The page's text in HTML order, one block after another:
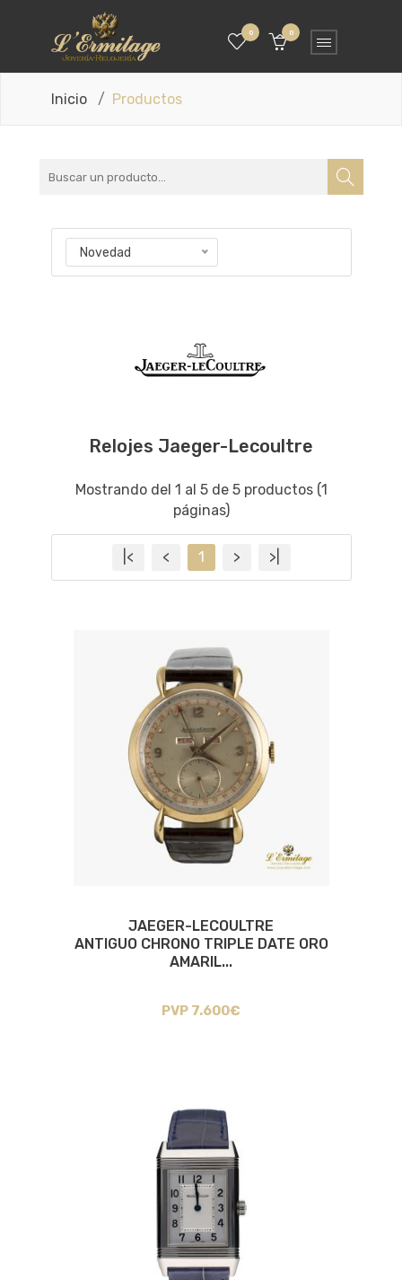
0 0
Inicio Productos
Novedad
Relojes Jaeger-Lecoultre
Mostrando del 1 al 5 de 5 productos (1
páginas)
|< < 1 > >|
JAEGER-LECOULTRE
ANTIGUO CHRONO TRIPLE DATE ORO
AMARIL...
PVP 7.600€